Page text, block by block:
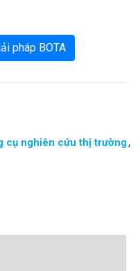
pháp BOTA
cụ nghiên cứu thị trường,